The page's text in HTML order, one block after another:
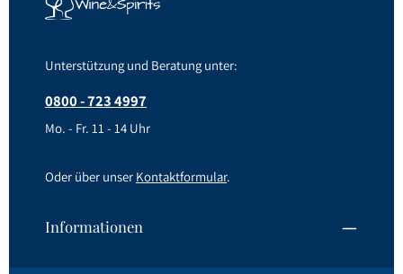
Unterstützung und Beratung unter:
0800 - 723 4997
Mo. - Fr. 11 - 14 Uhr
Oder über unser Kontaktformular.
Informationen